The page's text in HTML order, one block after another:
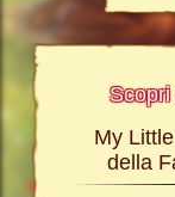
Scopri
My
della